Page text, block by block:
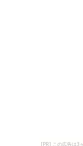
[PR] この広告は3